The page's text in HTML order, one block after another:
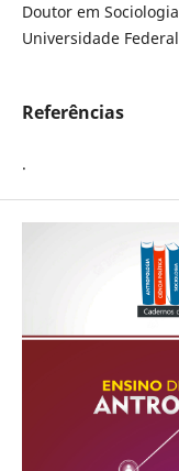
Doutor em
Universidade
Referências
.